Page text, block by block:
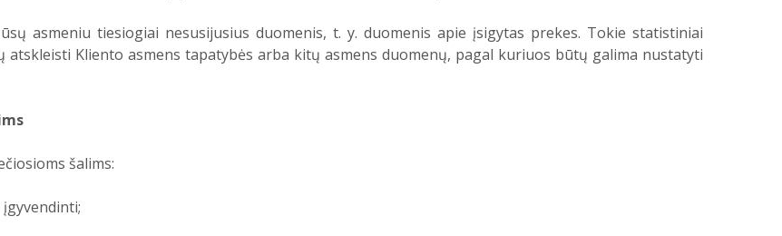
asmeniu tiesiogiai nesusijusius duomenis, t. y. duomenis apie įsigytas prekes. Tokie statistiniai
Kliento asmens tapatybės arba kitų asmens duomenų, pagal kuriuos būtų galima nustatyti
šalims: